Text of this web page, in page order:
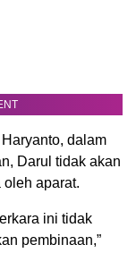
dalam
Darul tidak akan
aparat.
ini tidak
pembinaan,”